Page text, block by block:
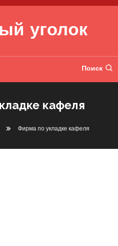
уголок
Поиск
кафеля
Фирма по укладке кафеля